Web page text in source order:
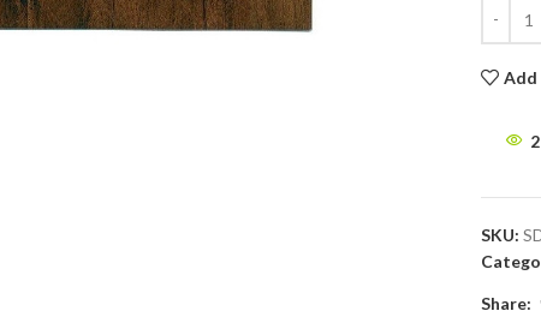
2
SKU:
Share: